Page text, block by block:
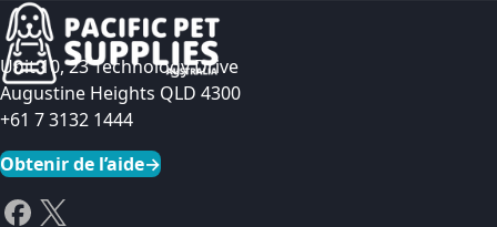
Unit 10, 23 Technology Drive
Augustine Heights QLD 4300
+61 7 3132 1444
Obtenir de l’aide→